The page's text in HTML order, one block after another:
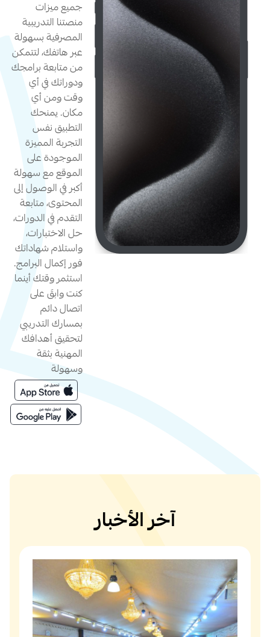
جميع ميزات
منصتنا التدريبية
المصرفية بسهولة
عبر هاتفك، لتتمكن
من متابعة برامجك
ودوراتك في أي
وقت ومن أي
مكان. يمنحك
التطبيق نفس
التجربة المميزة
الموجودة على
الموقع مع سهولة
أكبر في الوصول إلى
المحتوى، متابعة
التقدم في الدورات،
حل الاختبارات،
واستلام شهاداتك
فور إكمال البرامج.
استثمر وقتك أينما
كنت وابقَ على
اتصال دائم
بمسارك التدريبي
لتحقيق أهدافك
المهنية بثقة
وسهولة
آخر الأخبار